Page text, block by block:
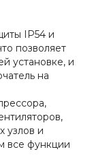
IP54 и
позволяет
установке, и
на
узлов и
все функции